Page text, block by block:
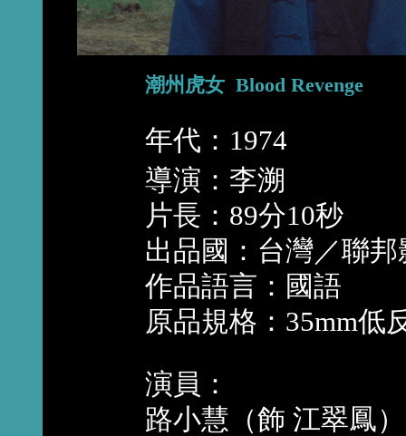
潮州虎女 Blood Revenge
年代：1974
導演：李溯
片長：89分10秒
出品國：台灣／聯
作品語言：國語
原品規格：35mm低
演員：
路小慧（飾 江翠鳳